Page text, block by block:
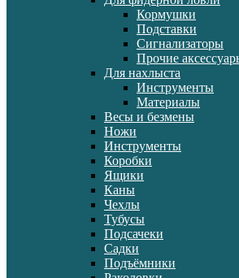
Кормушки
Подставки
Сигнализаторы
Прочие
Для нахлыста
Инструменты
Материалы
Весы и безмены
Ножи
Инструменты
Коробки
Ящики
Каны
Чехлы
Тубусы
Подсачеки
Садки
Подъёмники